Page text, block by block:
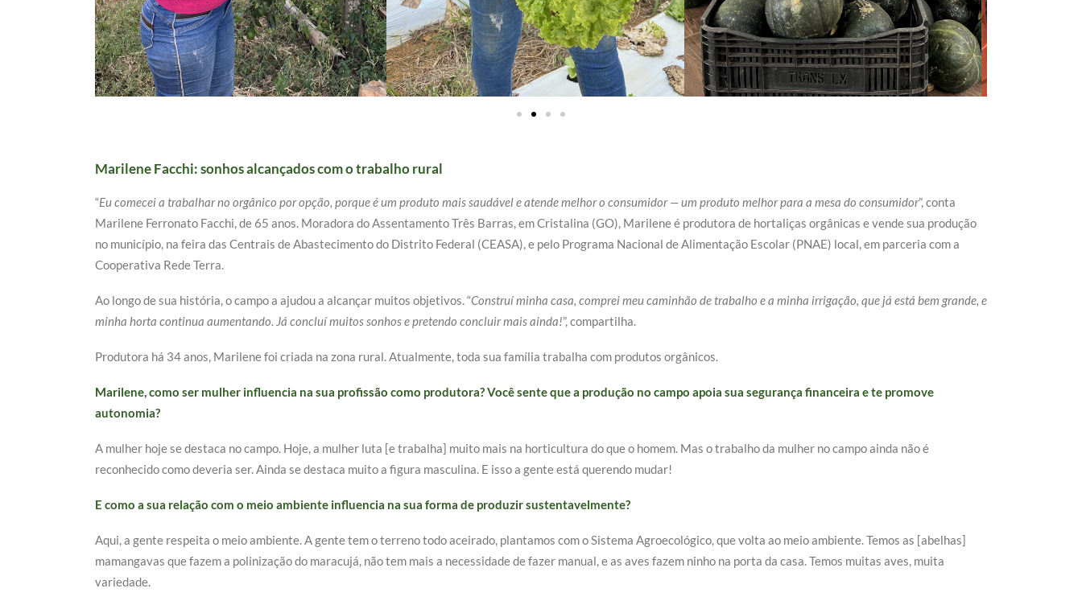
Marilene Facchi: sonhos alcançados com o trabalho rural
“Eu comecei a trabalhar no orgânico por opção, porque é um produto mais saudável e atende melhor o consumidor — um produto melhor para a mesa do consumidor”, conta
Marilene Ferronato Facchi, de 65 anos. Moradora do Assentamento Três Barras, em Cristalina (GO), Marilene é produtora de hortaliças orgânicas e vende sua produção
no município, na feira das Centrais de Abastecimento do Distrito Federal (CEASA), e pelo Programa Nacional de Alimentação Escolar (PNAE) local, em parceria com a
Cooperativa Rede Terra.
Ao longo de sua história, o campo a ajudou a alcançar muitos objetivos. “Construí minha casa, comprei meu caminhão de trabalho e a minha irrigação, que já está bem grande, e
minha horta continua aumentando. Já concluí muitos sonhos e pretendo concluir mais ainda!”, compartilha.
Produtora há 34 anos, Marilene foi criada na zona rural. Atualmente, toda sua família trabalha com produtos orgânicos.
Marilene, como ser mulher influencia na sua profissão como produtora? Você sente que a produção no campo apoia sua segurança financeira e te promove
autonomia?
A mulher hoje se destaca no campo. Hoje, a mulher luta [e trabalha] muito mais na horticultura do que o homem. Mas o trabalho da mulher no campo ainda não é
reconhecido como deveria ser. Ainda se destaca muito a figura masculina. E isso a gente está querendo mudar!
E como a sua relação com o meio ambiente influencia na sua forma de produzir sustentavelmente?
Aqui, a gente respeita o meio ambiente. A gente tem o terreno todo aceirado, plantamos com o Sistema Agroecológico, que volta ao meio ambiente. Temos as [abelhas]
mamangavas que fazem a polinização do maracujá, não tem mais a necessidade de fazer manual, e as aves fazem ninho na porta da casa. Temos muitas aves, muita
variedade.